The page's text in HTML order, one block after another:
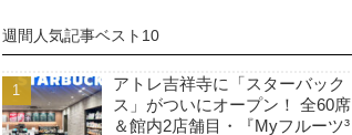
週間人気記事ベスト10
アトレ吉祥寺に「スターバック
ス」がついにオープン！ 全60席
＆館内2店舗目・『Myフルーツ³